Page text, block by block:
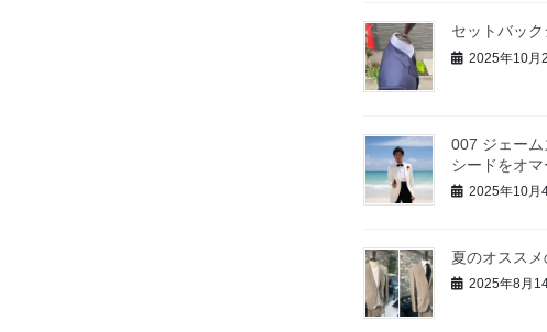
セットバッ
2025年10月
007 ジェー
シードをオ
2025年10月
夏のオスス
2025年8月